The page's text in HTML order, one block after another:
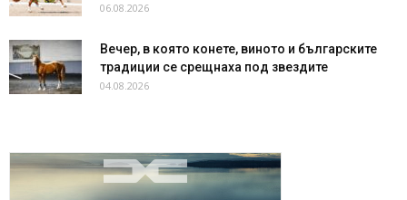
06.08.2026
Вечер, в която конете, виното и българските
традиции се срещнаха под звездите
04.08.2026